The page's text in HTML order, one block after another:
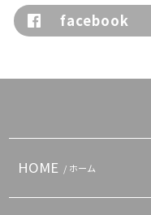
facebook
HOME / ホーム